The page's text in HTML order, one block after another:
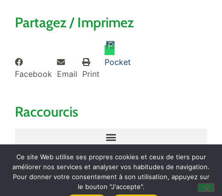
Partagez / Imprimez
Facebook Email Print
Pocket
Raccourcis
© 2021 MAIRIE DE TOLLEVAST
Ce site Web utilise ses propres cookies et ceux de tiers pour
améliorer nos services et analyser vos habitudes de navigation.
Pour donner votre consentement à son utilisation, appuyez sur
le bouton "J'accepte".